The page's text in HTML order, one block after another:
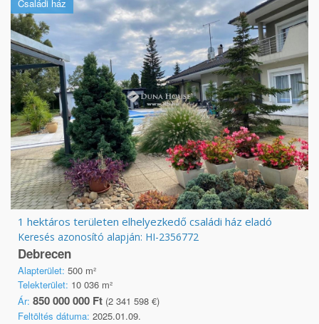
Családi ház
1 hektáros területen elhelyezkedő családi ház eladó
Keresés azonosító alapján: HI-2356772
Debrecen
Alapterület: 500 m²
Telekterület: 10 036 m²
Ár: 850 000 000 Ft (2 341 598 €)
Feltöltés dátuma: 2025.01.09.